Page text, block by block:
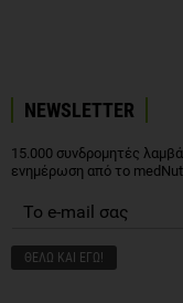
NEWSLETTER
15.000 συνδρομητές
ενημέρωση από το